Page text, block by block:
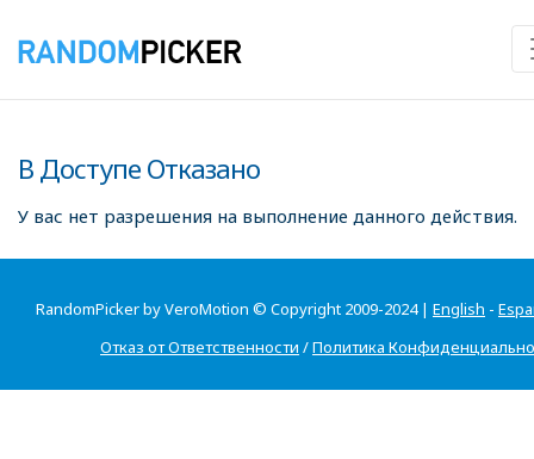
В Доступе Отказано
У вас нет разрешения на выполнение данного действия.
RandomPicker by VeroMotion © Copyright 2009-2024 | English -
Отказ от Ответственности /Политика